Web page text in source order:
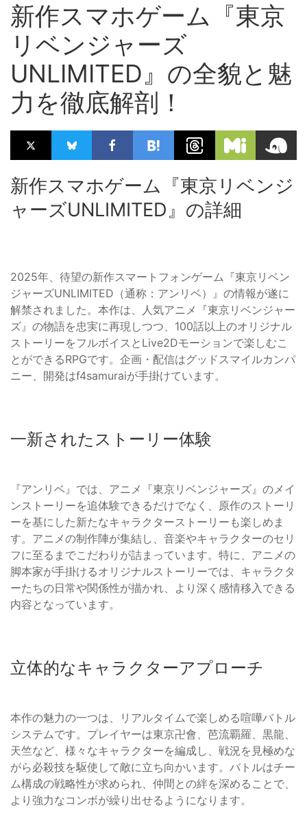
新作スマホゲーム『東京
リベンジャーズ
UNLIMITED』の全貌と魅
力を徹底解剖！
新作スマホゲーム『東京リベンジ
ャーズUNLIMITED』の詳細
2025年、待望の新作スマートフォンゲーム『東京リベン
ジャーズUNLIMITED（通称：アンリベ）』の情報が遂に
解禁されました。本作は、人気アニメ『東京リベンジャー
ズ』の物語を忠実に再現しつつ、100話以上のオリジナル
ストーリーをフルボイスとLive2Dモーションで楽しむこ
とができるRPGです。企画・配信はグッドスマイルカンパ
ニー、開発はf4samuraiが手掛けています。
一新されたストーリー体験
『アンリベ』では、アニメ『東京リベンジャーズ』のメイ
ンストーリーを追体験できるだけでなく、原作のストーリ
ーを基にした新たなキャラクターストーリーも楽しめま
す。アニメの制作陣が集結し、音楽やキャラクターのセリ
フに至るまでこだわりが詰まっています。特に、アニメの
脚本家が手掛けるオリジナルストーリーでは、キャラクタ
ーたちの日常や関係性が描かれ、より深く感情移入できる
内容となっています。
立体的なキャラクターアプローチ
本作の魅力の一つは、リアルタイムで楽しめる喧嘩バトル
システムです。プレイヤーは東京卍會、芭流覇羅、黒龍、
天竺など、様々なキャラクターを編成し、戦況を見極めな
がら必殺技を駆使して敵に立ち向かいます。バトルはチー
ム構成の戦略性が求められ、仲間との絆を深めることで、
より強力なコンボが繰り出せるようになります。